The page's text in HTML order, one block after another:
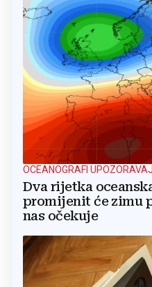
OCEANOGRAFI
Dva rijetka
promijenit će zimu
nas očekuje